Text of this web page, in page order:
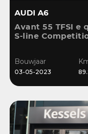
AUDI A6
Avant 55 TFSI e
S-line
Ambient | Matrix
Blis | Keyless
Bouwjaar
03-05-2023